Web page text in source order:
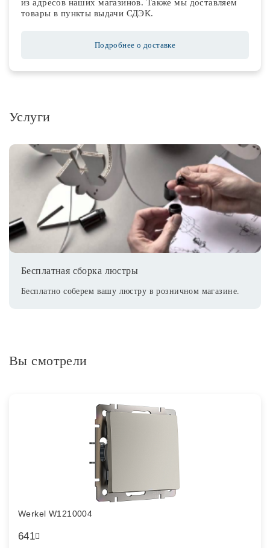
из адресов наших магазинов. Также мы доставляем
товары в пункты выдачи СДЭК.
Подробнее о доставке
Услуги
Бесплатная сборка люстры
Бесплатно соберем вашу люстру в розничном магазине.
Вы смотрели
Werkel W1210004
641